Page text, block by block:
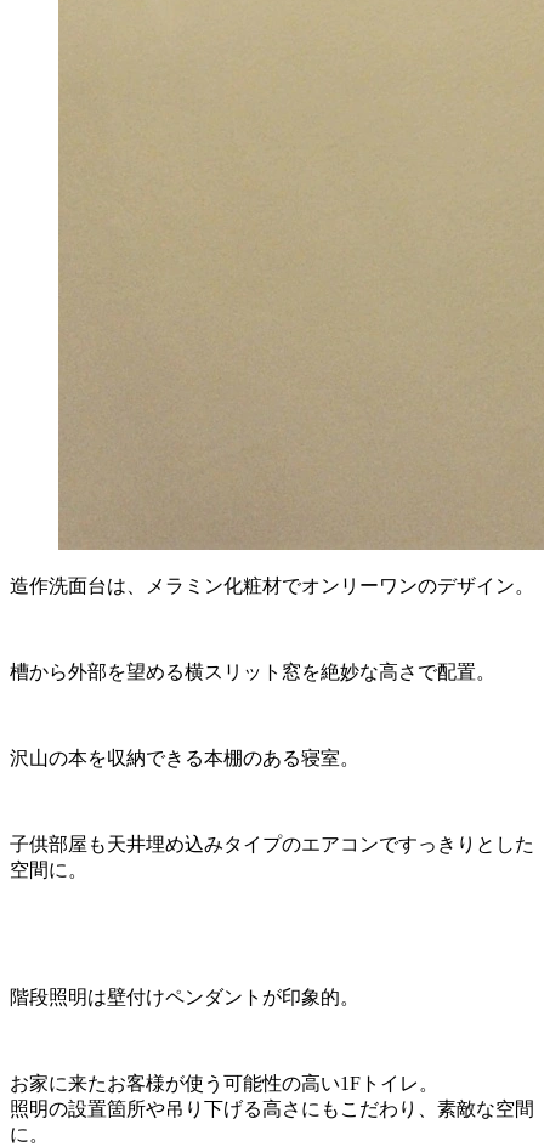
造作洗面台は、メラミン化粧材でオンリーワンのデザイン。
槽から外部を望める横スリット窓を絶妙な高さで配置。
沢山の本を収納できる本棚のある寝室。
子供部屋も天井埋め込みタイプのエアコンですっきりとした
空間に。
階段照明は壁付けペンダントが印象的。
お家に来たお客様が使う可能性の高い1Fトイレ。
照明の設置箇所や吊り下げる高さにもこだわり、素敵な空間
に。